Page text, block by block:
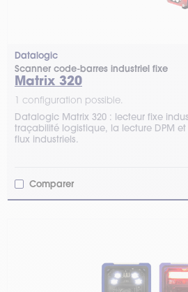
Datalogic
Scanner code-barres industriel fixe
Matrix 320
1 configuration possible.
Datalogic Matrix 320 : lecteur fixe
traçabilité logistique, la lecture DPM
flux industriels.
Comparer